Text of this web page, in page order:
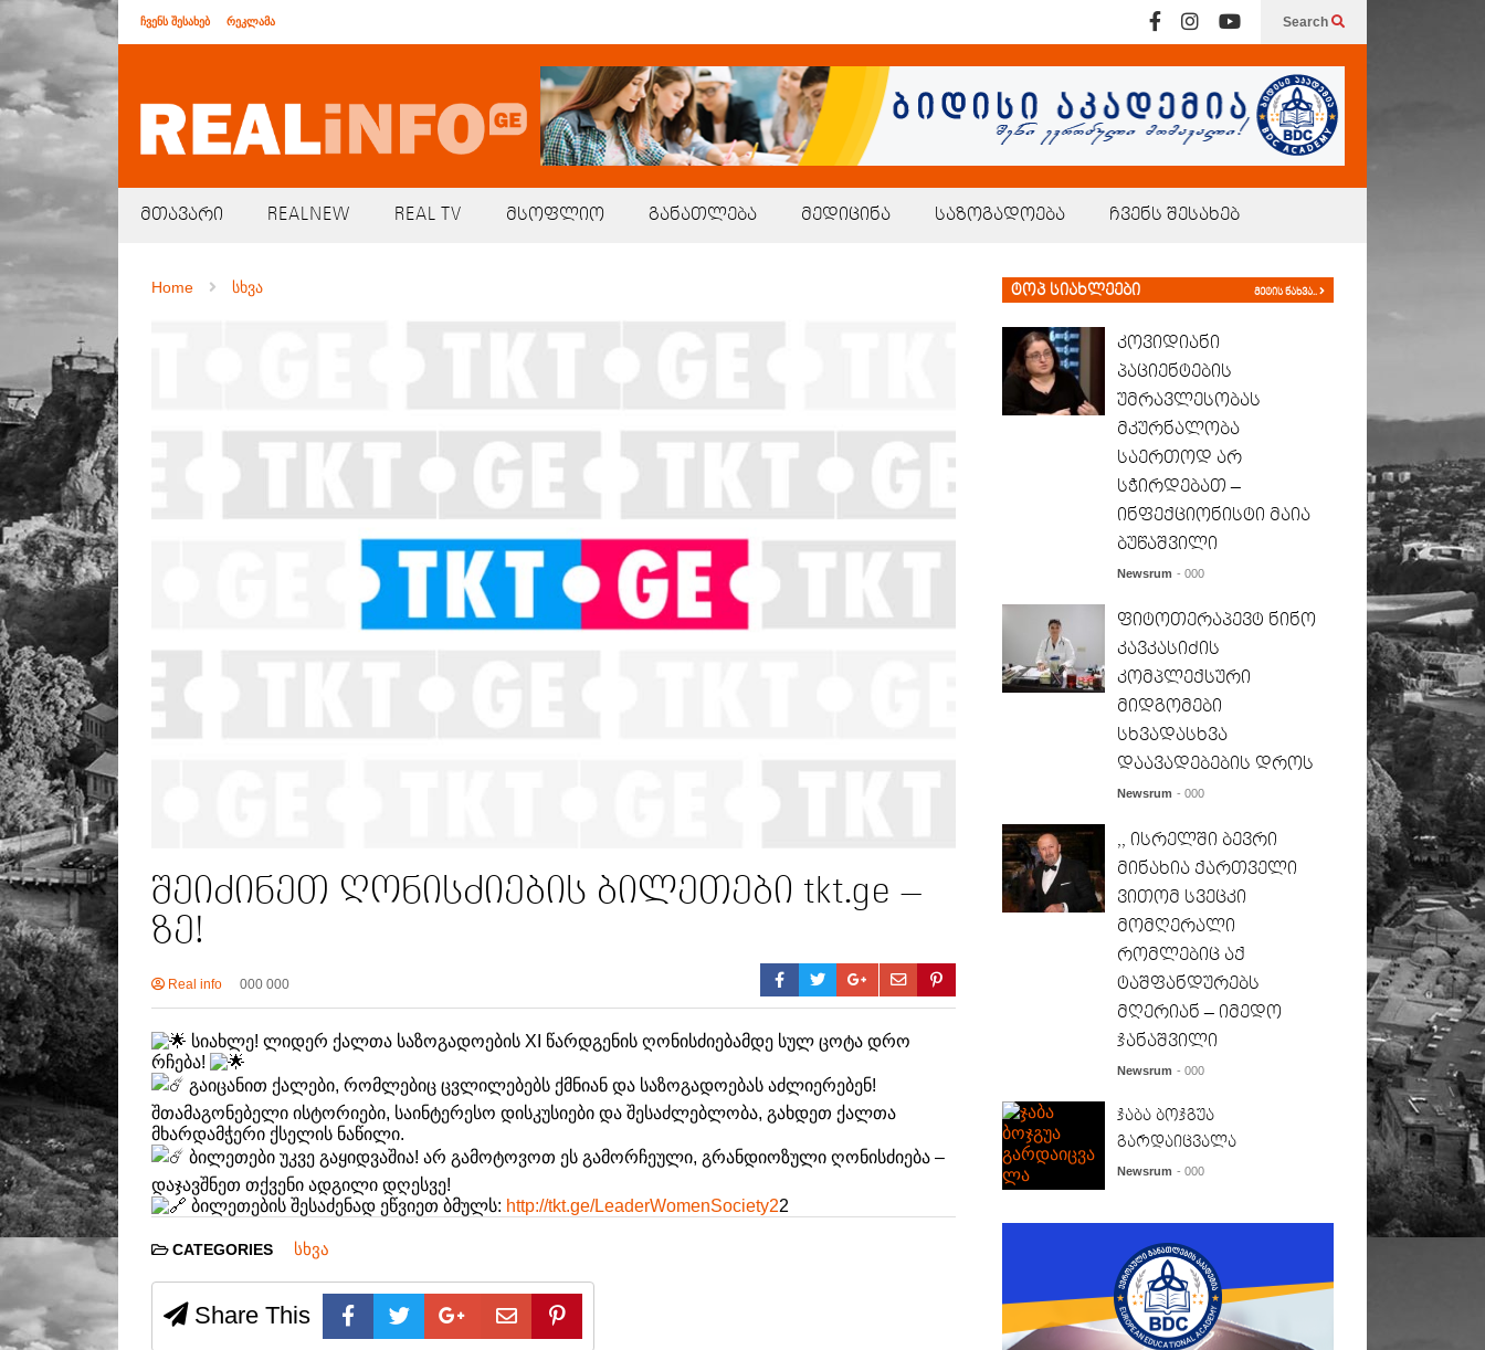
ჩვენს შესახებ რეკლამა Search
მთავარი REALNEW REAL TV მსოფლიო განათლება მედიცინა საზოგადოება ჩვენს შესახებ
Home სხვა
შეიძინეთ ღონისძიების ბილეთები tkt.ge –
ზე!
Real info 000 000
სიახლე! ლიდერ ქალთა საზოგადოების XI წარდგენის ღონისძიებამდე სულ ცოტა დრო
რჩება!
გაიცანით ქალები, რომლებიც ცვლილებებს ქმნიან და საზოგადოებას აძლიერებენ!
შთამაგონებელი ისტორიები, საინტერესო დისკუსიები და შესაძლებლობა, გახდეთ ქალთა
მხარდამჭერი ქსელის ნაწილი.
ბილეთები უკვე გაყიდვაშია! არ გამოტოვოთ ეს გამორჩეული, გრანდიოზული ღონისძიება –
დაჯავშნეთ თქვენი ადგილი დღესვე!
ბილეთების შესაძენად ეწვიეთ ბმულს: http://tkt.ge/LeaderWomenSociety22
CATEGORIES სხვა
Share This
ტოპ სიახლეები მეტის ნახვა..
კოვიდიანი
პაციენტების
უმრავლესობას
მკურნალობა
საერთოდ არ
სჭირდებათ –
ინფექციონისტი მაია
ბუწაშვილი
Newsrum - 000
ფიტოთერაპევტ ნინო
კავკასიძის
კომპლექსური
მიდგომები
სხვადასხვა
დაავადებების დროს
Newsrum - 000
,, ისრელში ბევრი
მინახია ქართველი
ვითომ სვეცკი
მომღერალი
რომლებიც აქ
ტაშფანდურებს
მღერიან – იმედო
ჯანაშვილი
Newsrum - 000
ჯაბა ბოჯგუა
გარდაიცვალა
Newsrum - 000